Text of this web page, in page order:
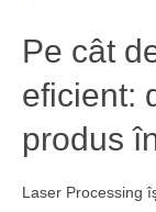
Pe cât
eficient:
produs
Laser Processing